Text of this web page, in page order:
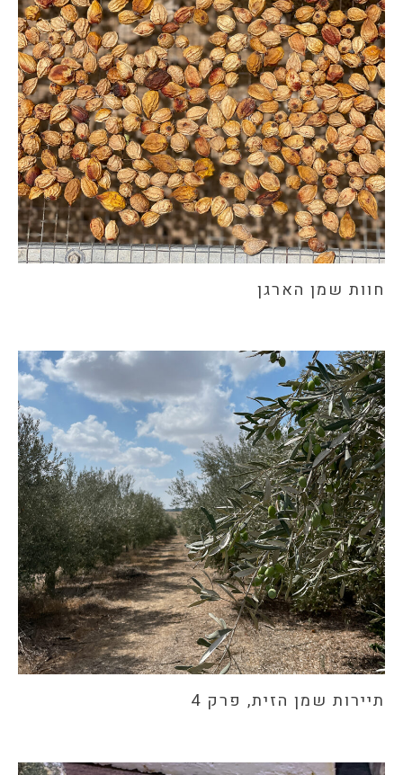
חוות שמן הארגן
תיירות שמן הזית, פרק 4